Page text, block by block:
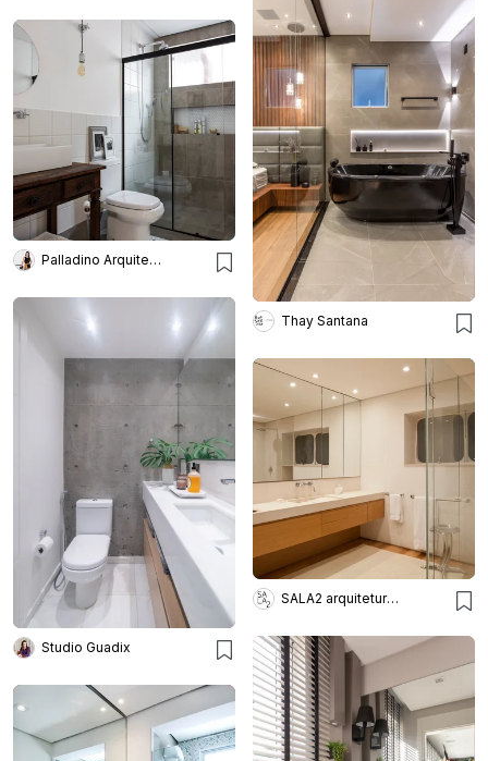
Thay Santana
Palladino Arquitetura
Studio Guadix
SALA2 arquitetura e design